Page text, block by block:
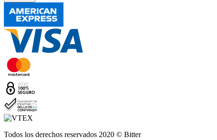
Todos los derechos reservados 2020 © Bitter